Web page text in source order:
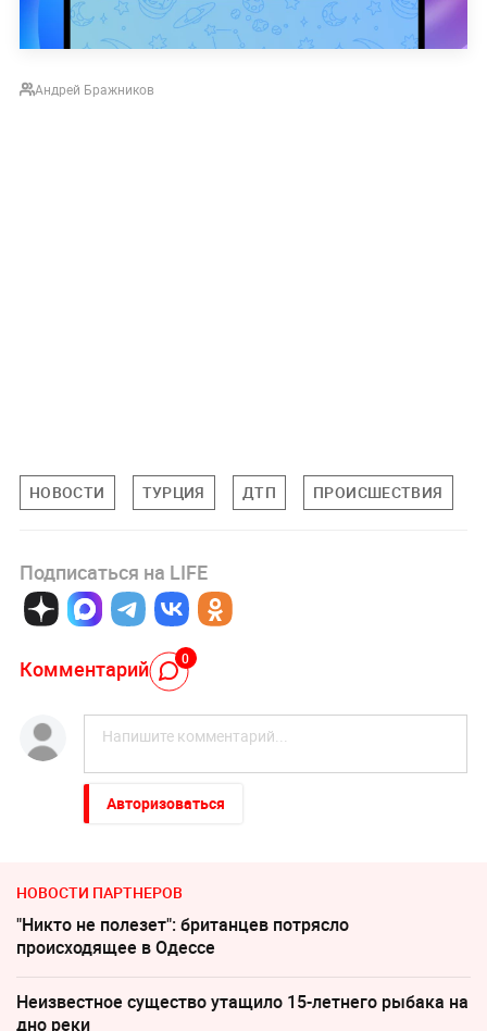
Андрей Бражников
НОВОСТИ ТУРЦИЯ ДТП ПРОИСШЕСТВИЯ
Подписаться на LIFE
Комментарий 0
Авторизоваться
НОВОСТИ ПАРТНЕРОВ
"Никто не полезет": британцев потрясло
происходящее в Одессе
Неизвестное существо утащило 15-летнего рыбака на
дно реки